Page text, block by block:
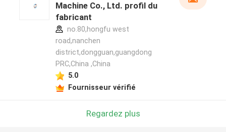
Machine Co., Ltd. profil du
fabricant
no.80,hongfu west
road,nanchen
district,dongguan,guangdong
PRC,China ,China
5.0
Fournisseur vérifié
Regardez plus